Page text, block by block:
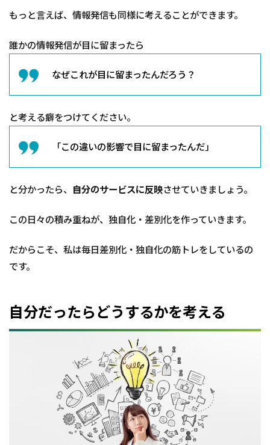
もっと言えば、情報発信も同様に考えることができます。
誰かの情報発信が目に留まったら
なぜこれが目に留まったんだろう？
と考える癖をつけてください。
「この違いの影響で目に留まったんだ」
と分かったら、 自分のサービスに反映させていきましょう。
この日々の積み重ねが、独自化・差別化を作っていきます。
だからこそ、私は毎日差別化・独自化の筋トレをしているの
です。
自分だったらどうするかを考える